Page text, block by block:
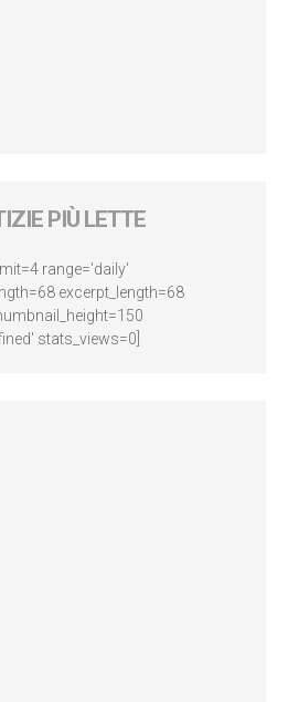
PIÙ LETTE
range='daily'
excerpt_length=68
stats_views=0]